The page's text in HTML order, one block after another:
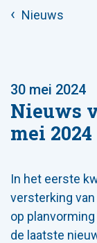
Nieuws
Nieuws
mei 2024
30 mei 2024
In het eerste
versterking
op
de laatste